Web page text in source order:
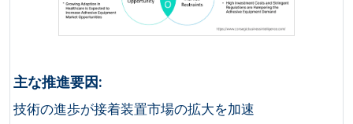
主な推進要因:
技術の進歩が接着装置市場の拡大を加速